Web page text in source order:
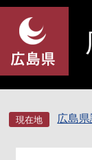
ペ
先
頭
す
メ
を
飛
し
広島